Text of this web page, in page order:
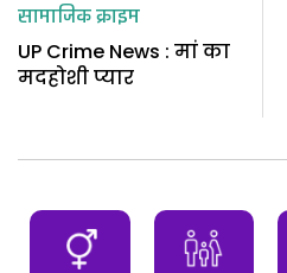
सामाजिक क्राइम
UP Crime News : मां का
मदहोशी प्यार